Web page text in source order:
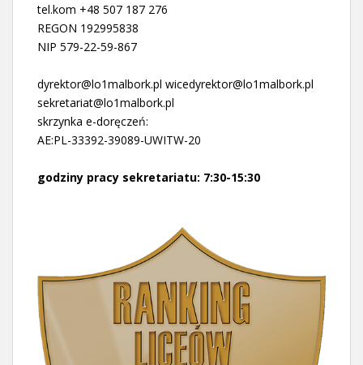
tel.kom +48 507 187 276
REGON 192995838
NIP 579-22-59-867
dyrektor@lo1malbork.pl wicedyrektor@lo1malbork.pl
sekretariat@lo1malbork.pl
skrzynka e-doręczeń:
AE:PL-33392-39089-UWITW-20
godziny pracy sekretariatu: 7:30-15:30